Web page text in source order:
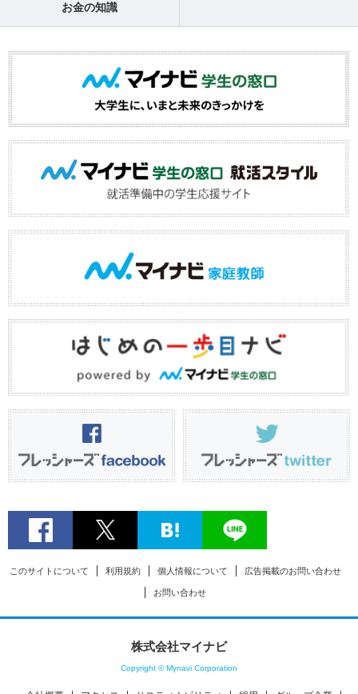
お金の知識
このサイトについて 利用規約 個人情報について 広告掲載のお問い合わせ
お問い合わせ
株式会社マイナビ
Copyright © Mynavi Corporation